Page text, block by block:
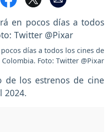
días a todos los cines de
Colombia. Foto: Twitter @Pixar
de los estrenos de cine
2024.